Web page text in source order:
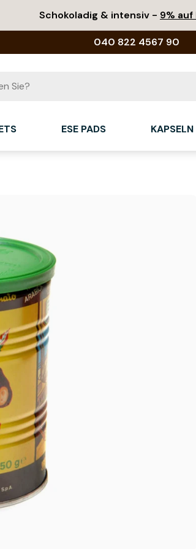
Schokoladig & intensiv - 9% auf
040 822 4567 90
ESE PADS KAPSELN